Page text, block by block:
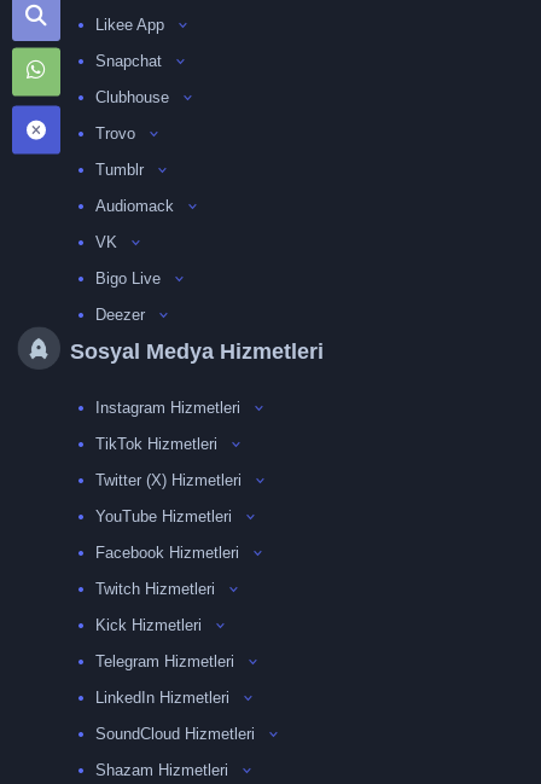
Likee App
Snapchat
Clubhouse
Trovo
Tumblr
Audiomack
VK
Bigo Live
Deezer
Sosyal Medya Hizmetleri
Instagram Hizmetleri
TikTok Hizmetleri
Twitter (X) Hizmetleri
YouTube Hizmetleri
Facebook Hizmetleri
Twitch Hizmetleri
Kick Hizmetleri
Telegram Hizmetleri
LinkedIn Hizmetleri
SoundCloud Hizmetleri
Shazam Hizmetleri